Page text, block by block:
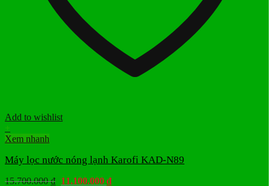
Add to wishlist
+
Xem nhanh
Máy lọc nước nóng lạnh Karofi KAD-N89
15.700.000₫ Giá
11.100.000 ₫Giá